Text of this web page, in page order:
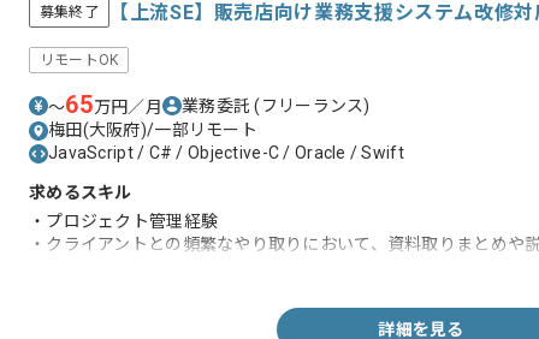
募集終了 【上流SE】販売店向け業務支援システム改修
リモートOK
〜65万円／月 業務委託(フリーランス)
梅田(大阪府)/一部リモート
JavaScript / C# / Objective-C / Oracle / Swift
求めるスキル
・プロジェクト管理経験
・クライアントとの頻繁なやり取りにおいて、資料取りまとめや
詳細を見る